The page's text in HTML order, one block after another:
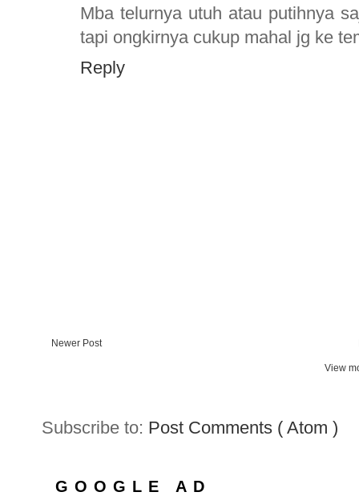
Mba telurnya utuh atau putihnya
tapi ongkirnya cukup mahal jg ke
Reply
Newer Post
View
Subscribe to: Post Comments ( Atom )
GOOGLE AD